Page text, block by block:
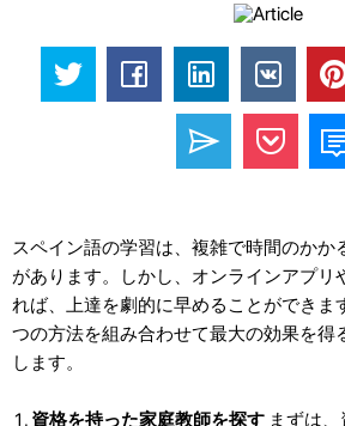
スペイン語の学習は、複雑で時間のかか
があります。しかし、オンラインアプリ
れば、上達を劇的に早めることができま
つの方法を組み合わせて最大の効果を得
します。
資格を持った家庭教師を探す まずは